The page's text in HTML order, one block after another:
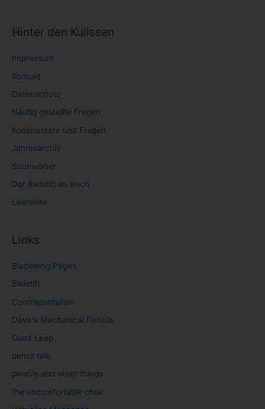
Hinter den Kulissen
Impressum
Kontakt
Datenschutz
Häufig gestellte Fragen
Kommentare und Fragen
Jahresarchiv
Stichwörter
Der Bleistift im Buch
Leerseite
Links
Blackwing Pages
Bleistift
Contrapuntalism
Dave's Mechanical Pencils
Giant Leap
pencil talk
pencils and other things
the uncomfortable chair